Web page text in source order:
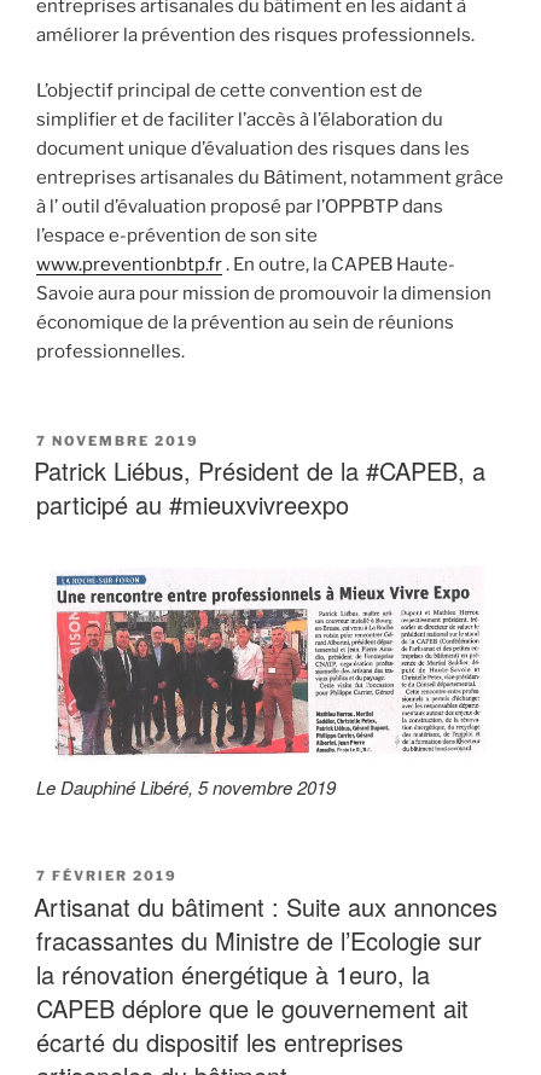
entreprises artisanales du bâtiment en les aidant à
améliorer la prévention des risques professionnels.
L’objectif principal de cette convention est de
simplifier et de faciliter l’accès à l’élaboration du
document unique d’évaluation des risques dans les
entreprises artisanales du Bâtiment, notamment grâce
à l’ outil d’évaluation proposé par l’OPPBTP dans
l’espace e-prévention de son site
www.preventionbtp.fr. En outre, la CAPEB Haute-
Savoie aura pour mission de promouvoir la dimension
économique de la prévention au sein de réunions
professionnelles.
PUBLIÉ
LE
7 NOVEMBRE 2019
Patrick Liébus, Président de la #CAPEB, a
participé au #mieuxvivreexpo
Le Dauphiné Libéré, 5 novembre 2019
PUBLIÉ
LE
7 FÉVRIER 2019
Artisanat du bâtiment : Suite aux annonces
fracassantes du Ministre de l’Ecologie sur
la rénovation énergétique à 1euro, la
CAPEB déplore que le gouvernement ait
écarté du dispositif les entreprises